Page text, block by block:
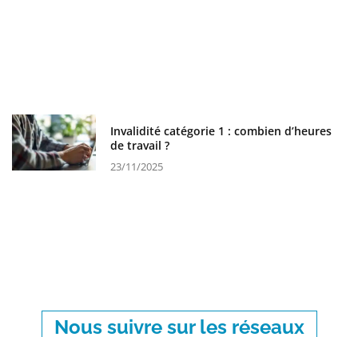
Invalidité catégorie 1 : combien d’heures
de travail ?
23/11/2025
Nous suivre sur les réseaux